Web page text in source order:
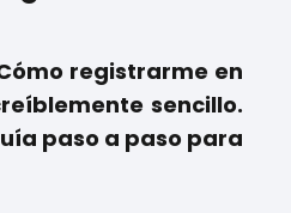
registrarme en
sencillo.
paso a paso para